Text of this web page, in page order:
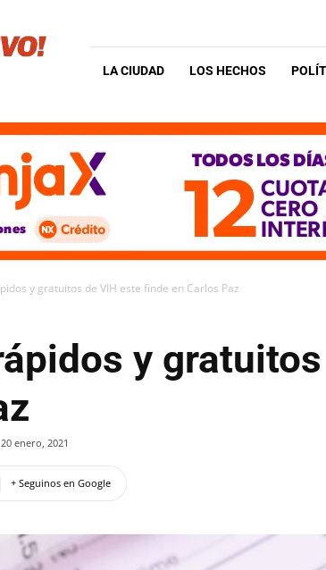
LA CIUDAD LOS HECHOS
y gratuitos de VIH este finde en Carlos Paz
y
20 enero, 2021
+ Seguinos en Google